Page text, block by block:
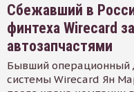
Сбежавший в
финтеха Wirecard
автозапчастями
Бывший операционный
системы Wirecard Ян